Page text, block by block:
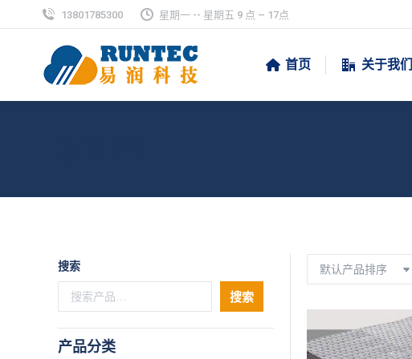
13801785300 星期一 -- 星期五 9 点 – 17点
首页 关于我们
搜索
搜索
产品分类